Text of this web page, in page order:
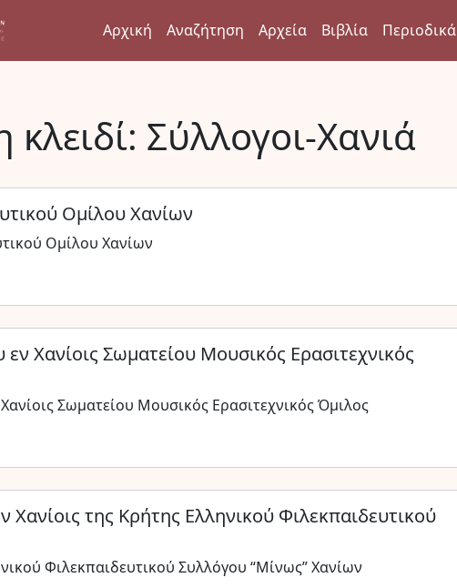
Αρχική Αναζήτηση Αρχεία Βιβλία Περιοδικά
Σύλλογοι-Χανιά
Ομίλου Χανίων
Ομίλου Χανίων
εν Χανίοις Σωματείου Μουσικός Ερασιτεχνικός
Σωματείου Μουσικός Ερασιτεχνικός Όμιλος
Χανίοις της Κρήτης Ελληνικού Φιλεκπαιδευτικού
Φιλεκπαιδευτικού Συλλόγου “Μίνως” Χανίων